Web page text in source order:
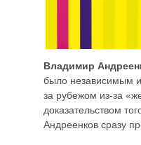
Владимир
было независимым
за рубежом из-за
доказательством
Андреенков сразу